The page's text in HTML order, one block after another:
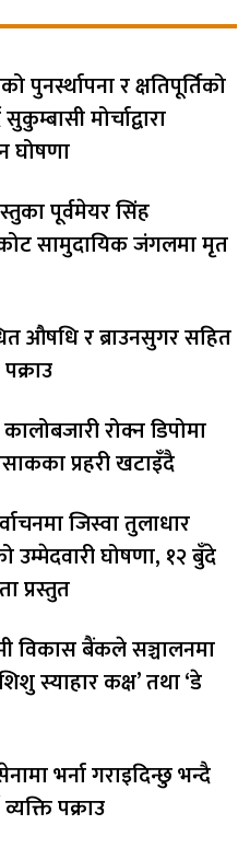
पुनर्स्थापना र क्षतिपूर्तिको
मोर्चाद्वारा
घोषणा
पूर्वमेयर सिंह
सामुदायिक जंगलमा मृत
औषधि र ब्राउनसुगर सहित
रोक्न डिपोमा
प्रहरी खटाइँदै
जिस्वा तुलाधार
उम्मेदवारी घोषणा, १२ बुँदे
प्रस्तुत
विकास बैंकले सञ्चालनमा
स्याहार कक्ष’ तथा ‘डे
भर्ना गराइदिन्छु भन्दै
पक्राउ